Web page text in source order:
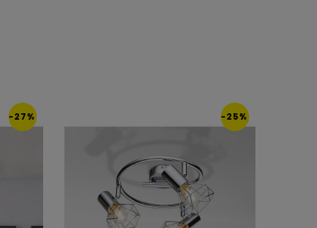
-27% -25%